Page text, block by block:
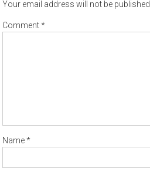
Your email address will not be published.
Comment*
Name*